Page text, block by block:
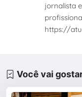
jornalista
https://
Você vai